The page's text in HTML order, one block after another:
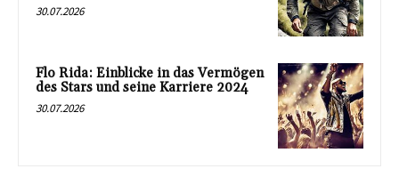
30.07.2026
Flo Rida: Einblicke in das Vermögen
des Stars und seine Karriere 2024
30.07.2026